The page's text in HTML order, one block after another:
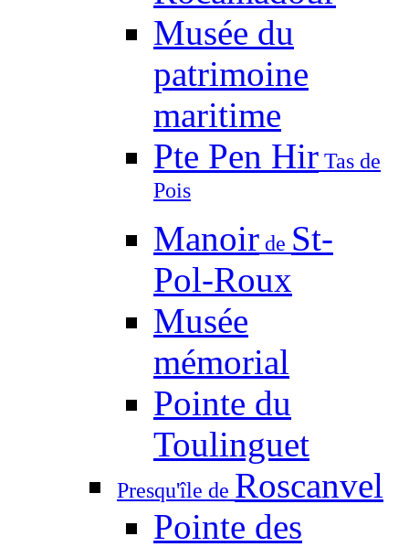
Musée du
patrimoine
maritime
Pte Pen Hir Tas de
Pois
Manoir de St-
Pol-Roux
Musée
mémorial
Pointe du
Toulinguet
Presqu'île de Roscanvel
Pointe des